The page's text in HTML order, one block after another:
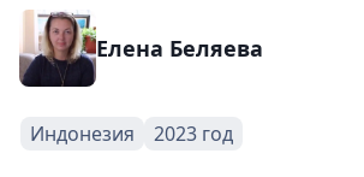
Елена Беляева
Индонезия 2023 год